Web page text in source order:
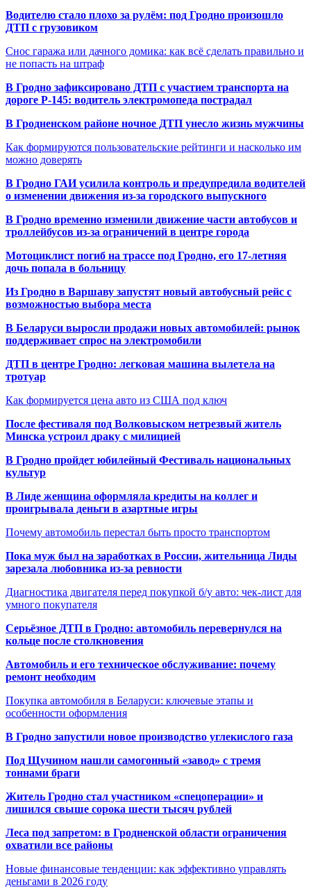
Водителю стало плохо за рулём: под Гродно произошло
ДТП с грузовиком
Снос гаража или дачного домика: как всё сделать правильно и
не попасть на штраф
В Гродно зафиксировано ДТП с участием транспорта на
дороге Р-145: водитель электромопеда пострадал
В Гродненском районе ночное ДТП унесло жизнь мужчины
Как формируются пользовательские рейтинги и насколько им
можно доверять
В Гродно ГАИ усилила контроль и предупредила водителей
о изменении движения из-за городского выпускного
В Гродно временно изменили движение части автобусов и
троллейбусов из-за ограничений в центре города
Мотоциклист погиб на трассе под Гродно, его 17-летняя
дочь попала в больницу
Из Гродно в Варшаву запустят новый автобусный рейс с
возможностью выбора места
В Беларуси выросли продажи новых автомобилей: рынок
поддерживает спрос на электромобили
ДТП в центре Гродно: легковая машина вылетела на
тротуар
Как формируется цена авто из США под ключ
После фестиваля под Волковыском нетрезвый житель
Минска устроил драку с милицией
В Гродно пройдет юбилейный Фестиваль национальных
культур
В Лиде женщина оформляла кредиты на коллег и
проигрывала деньги в азартные игры
Почему автомобиль перестал быть просто транспортом
Пока муж был на заработках в России, жительница Лиды
зарезала любовника из-за ревности
Диагностика двигателя перед покупкой б/у авто: чек-лист для
умного покупателя
Серьёзное ДТП в Гродно: автомобиль перевернулся на
кольце после столкновения
Автомобиль и его техническое обслуживание: почему
ремонт необходим
Покупка автомобиля в Беларуси: ключевые этапы и
особенности оформления
В Гродно запустили новое производство углекислого газа
Под Щучином нашли самогонный «завод» с тремя
тоннами браги
Житель Гродно стал участником «спецоперации» и
лишился свыше сорока шести тысяч рублей
Леса под запретом: в Гродненской области ограничения
охватили все районы
Новые финансовые тенденции: как эффективно управлять
деньгами в 2026 году